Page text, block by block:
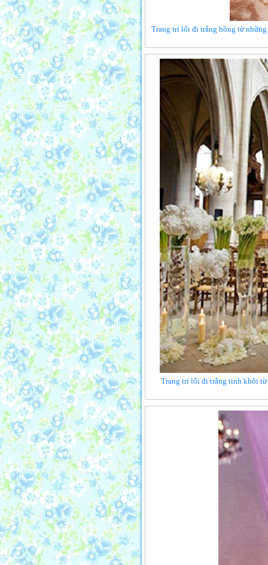
Trang trí lối đi trắng hồng từ
Trang trí lối đi trắng tinh khôi từ